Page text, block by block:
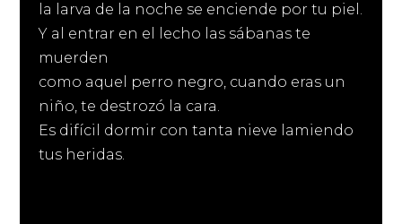
la larva de la noche se enciende por tu piel.
Y al entrar en el lecho las sábanas te
muerden
como aquel perro negro, cuando eras un
niño, te destrozó la cara.
Es difícil dormir con tanta nieve lamiendo
tus heridas.